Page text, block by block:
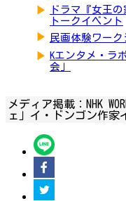
▶
ドラマ『女王
トークイベント
▶ 民画体験ワー
▶ Kエンタメ・ラ
会」
メディア掲載：NHK
ェ」イ・ドンゴン作家